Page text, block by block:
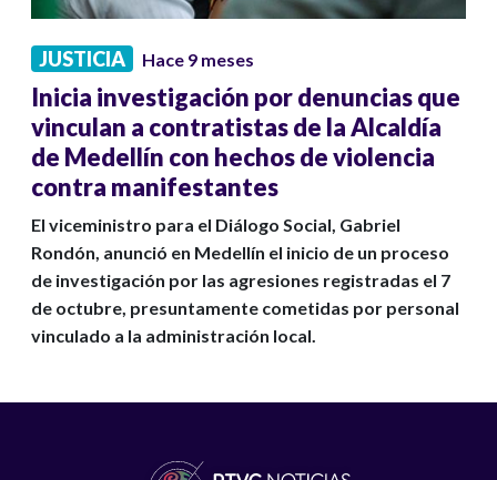
JUSTICIA Hace 9 meses
Inicia investigación por denuncias que
vinculan a contratistas de la Alcaldía
de Medellín con hechos de violencia
contra manifestantes
El viceministro para el Diálogo Social, Gabriel
Rondón, anunció en Medellín el inicio de un proceso
de investigación por las agresiones registradas el 7
de octubre, presuntamente cometidas por personal
vinculado a la administración local.